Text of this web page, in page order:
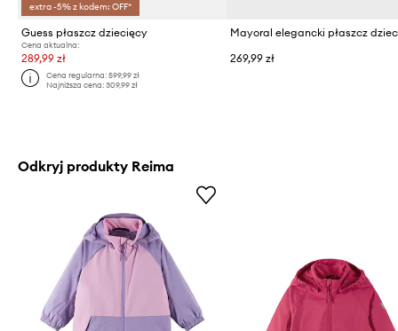
extra -5% z kodem: OFF*
Guess płaszcz dziecięcy
Cena aktualna:
289,99 zł
Cena regularna:599,99 zł
Najniższa cena:309,99 zł
Mayoral elegancki płaszcz
269,99 zł
Odkryj produkty Reima